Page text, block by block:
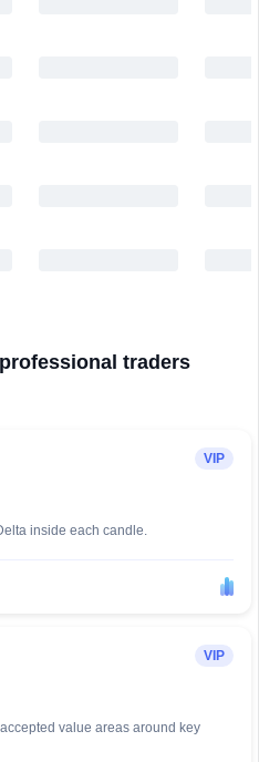
traders
VIP
inside each candle.
VIP
value areas around key